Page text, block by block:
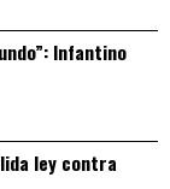
Infantino
ley contra